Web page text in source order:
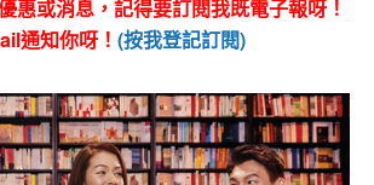
惠或消息，記得要訂閱我既電子報呀！
通知你呀！ (按我登記訂閱)